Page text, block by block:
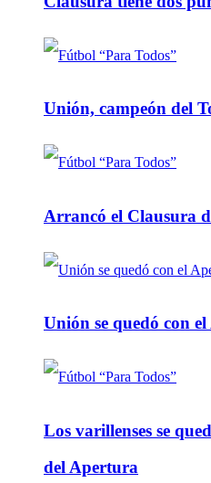
Unión, campeón del
Arrancó el Clausura
Unión se quedó con
Los varillenses se
del Apertura